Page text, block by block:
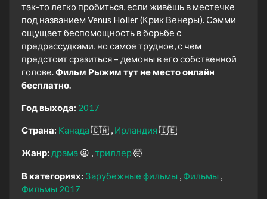
так-то легко пробиться, если живёшь в местечке
под названием Venus Holler (Крик Венеры). Сэмми
ощущает беспомощность в борьбе с
предрассудками, но самое трудное, с чем
предстоит сразиться – демоны в его собственной
голове.Фильм Рыжим тут не место онлайн
бесплатно.
Год выхода: 2017
Страна: Канада🇨🇦 Ирландия🇮🇪
Жанр: драма 😫 триллер🤯
В категориях: Зарубежные фильмы
Фильмы
Фильмы 2017